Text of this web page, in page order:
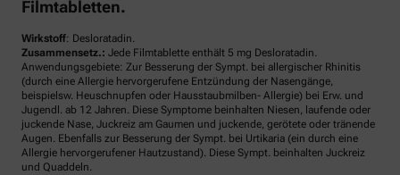
Filmtabletten.
Wirkstoff: Desloratadin.
Zusammensetz.: Jede Filmtablette enthält 5 mg Desloratadin.
Anwendungsgebiete: Zur Besserung der Sympt. bei allergischer Rhinitis
(durch eine Allergie hervorgerufene Entzündung der Nasengänge,
beispielsw. Heuschnupfen oder Hausstaubmilben- Allergie) bei Erw. und
Jugendl. ab 12 Jahren. Diese Symptome beinhalten Niesen, laufende oder
juckende Nase, Juckreiz am Gaumen und juckende, gerötete oder tränende
Augen. Ebenfalls zur Besserung der Sympt. bei Urtikaria (ein durch eine
Allergie hervorgerufener Hautzustand). Diese Sympt. beinhalten Juckreiz
und Quaddeln.